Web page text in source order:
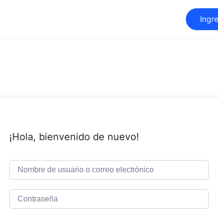
¡Hola, bienvenido de nuevo!